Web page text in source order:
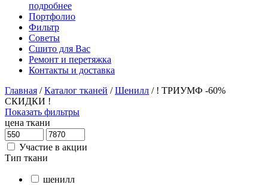
подробнее
Портфолио
Фильтр
Советы
Сшито для Вас
Ремонт и перетяжка
Контакты и доставка
Главная / Каталог тканей / Шенилл / ! ТРИУМФ -60%
СКИДКИ !
Показать фильтры
цена ткани
Участие в акции
Тип ткани
шенилл